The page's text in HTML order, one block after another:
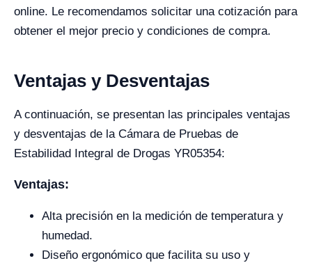
online. Le recomendamos solicitar una cotización para
obtener el mejor precio y condiciones de compra.
Ventajas y Desventajas
A continuación, se presentan las principales ventajas
y desventajas de la Cámara de Pruebas de
Estabilidad Integral de Drogas YR05354:
Ventajas:
Alta precisión en la medición de temperatura y
humedad.
Diseño ergonómico que facilita su uso y